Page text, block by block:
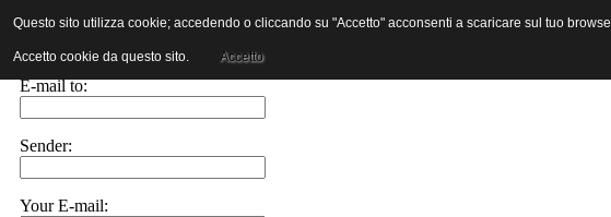
E-mail this link to a friend.
E-mail to:
Sender:
Your E-mail:
Questo sito utilizza cookie; accedendo o cliccando su "Accetto" acconsenti a scaricare sul tuo
Accetto cookie da questo sito. Accetto